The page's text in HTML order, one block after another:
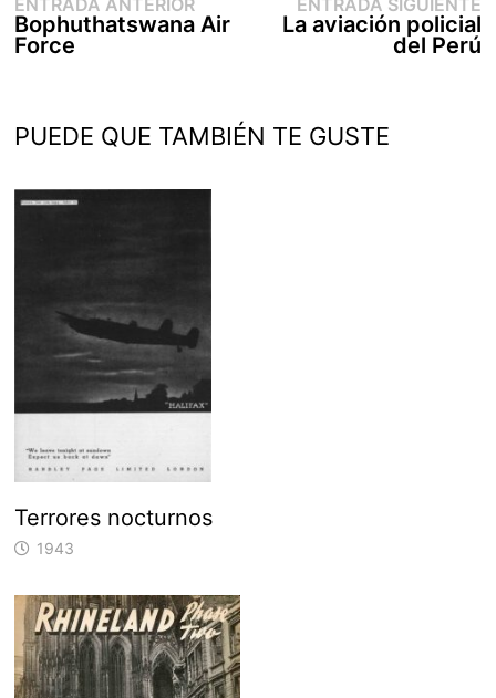
de
entradas
anterior:
Bophuthatswana Air
Force
La aviación policial
del Perú
PUEDE QUE TAMBIÉN TE GUSTE
Terrores nocturnos
1943